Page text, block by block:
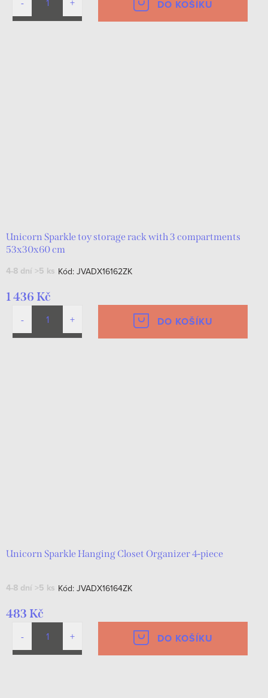
DO KOŠÍKU
Unicorn Sparkle toy storage rack with 3 compartments
53x30x60 cm
4-8 dní >5 ks Kód: JVADX16162ZK
1 436 Kč
DO KOŠÍKU
Unicorn Sparkle Hanging Closet Organizer 4-piece
4-8 dní >5 ks Kód: JVADX16164ZK
483 Kč
DO KOŠÍKU